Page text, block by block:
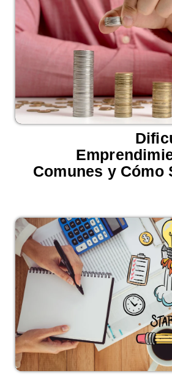
Comunes y Cómo